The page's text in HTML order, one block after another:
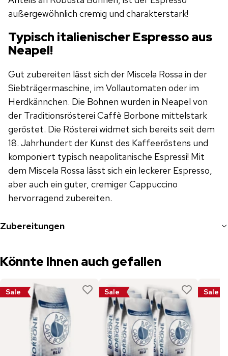
außergewöhnlich cremig und charakterstark!
Typisch italienischer Espresso aus
Neapel!
Gut zubereiten lässt sich der Miscela Rossa in der
Siebträgermaschine, im Vollautomaten oder im
Herdkännchen. Die Bohnen wurden in Neapel von
der Traditionsrösterei Caffè Borbone mittelstark
geröstet. Die Rösterei widmet sich bereits seit dem
18. Jahrhundert der Kunst des Kaffeeröstens und
komponiert typisch neapolitanische Espressi! Mit
dem Miscela Rossa lässt sich ein leckerer Espresso,
aber auch ein guter, cremiger Cappuccino
hervorragend zubereiten.
Zubereitungen
Könnte Ihnen auch gefallen
Sale Sale Sale